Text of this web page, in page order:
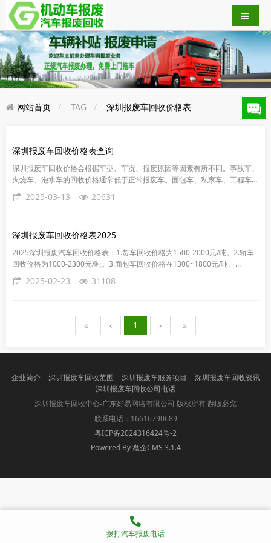
网站首页 TAG 深圳报废车回收价格表
深圳报废车回收价格表查询
深圳报废车回收价格会根据车型、车况、报废原因等因素有所不同。事故车、
火烧车、泡水车的回收价格通常低于正常报废车。面包车、私家车、工程车、
黄标车、客货车的回收价格也会有差异。具体价格需要根据车辆实际情况...
2025-03-13 20631
深圳报废车回收价格表2025
2025深圳报废汽车回收价格表：1.货车回收价格为1500-2000元/吨。2.轿车
回收价格为1000-2300元/吨。3.面包车回收价格在1300~1800元/吨。...
2025-02-23 31108
« ‹ 1 › »
企业简介 深圳报废车回收范围 深圳报废车服务项目
深圳报废车回收资讯
深圳报废车回收公司电话
深圳报废车回收中心-广东好易网络有限公司 版权所有 翻版必究
联系电话：16616790689
粤ICP备2024316424号-2
Powered By 盘企CMS 3.1.4
盘企CMS
拨打汽车报废电话